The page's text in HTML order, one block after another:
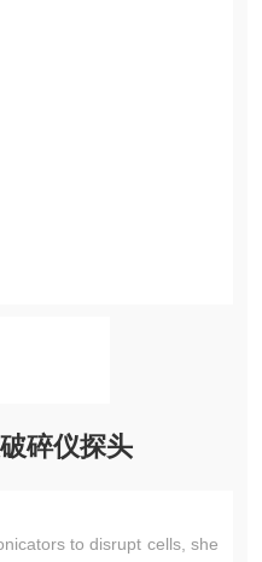
碎仪探头
to disrupt cells, she